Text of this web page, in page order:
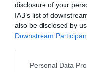
disclosure of your
IAB’s list of
also be disclosed by
Downstream
Please note that this
Personal Data
EGER HŐSEI, AKIK 78
SZOVJET TÚLERŐVEL A
2021. január 12|Eger
Gyászos évfordulója
Magyarország, egyben
katasztrófájának: a